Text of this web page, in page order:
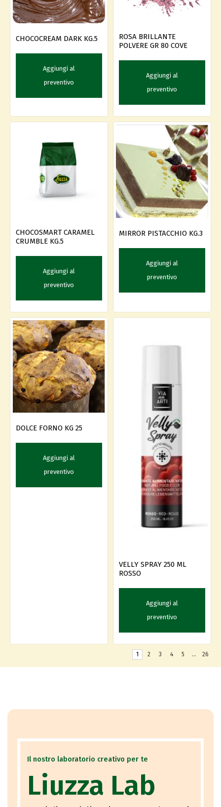
CHOCOCREAM DARK KG.5
Aggiungi al
preventivo
ROSA BRILLANTE
POLVERE GR 80 COVE
Aggiungi al
preventivo
CHOCOSMART CARAMEL
CRUMBLE KG.5
Aggiungi al
preventivo
MIRROR PISTACCHIO KG.3
Aggiungi al
preventivo
DOLCE FORNO KG 25
Aggiungi al
preventivo
VELLY SPRAY 250 ML
ROSSO
Aggiungi al
preventivo
1 2 3 4 5 … 26
Il nostro laboratorio creativo per te
Liuzza Lab